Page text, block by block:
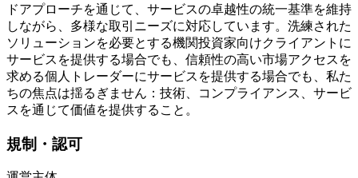
ドアプローチを通じて、サービスの卓越性の統一基準を維持
しながら、多様な取引ニーズに対応しています。洗練された
ソリューションを必要とする機関投資家向けクライアントに
サービスを提供する場合でも、信頼性の高い市場アクセスを
求める個人トレーダーにサービスを提供する場合でも、私た
ちの焦点は揺るぎません：技術、コンプライアンス、サービ
スを通じて価値を提供すること。
規制・認可